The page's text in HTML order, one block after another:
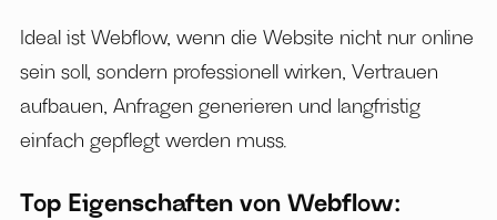
Ideal ist Webflow, wenn die Website nicht nur online
sein soll, sondern professionell wirken, Vertrauen
aufbauen, Anfragen generieren und langfristig
einfach gepflegt werden muss.
Top Eigenschaften von Webflow: